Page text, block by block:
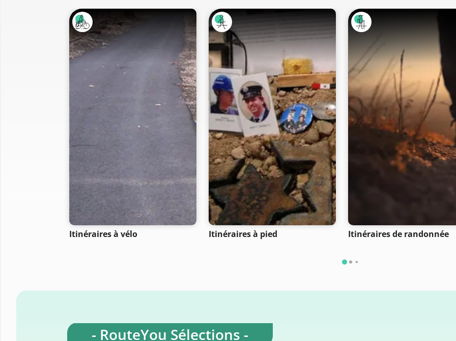
Itinéraires à vélo Itinéraires à pied Itinéraires de randonnée
- RouteYou Sélections -